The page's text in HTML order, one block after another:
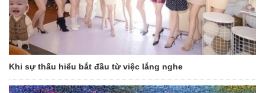
Khi sự thấu hiểu bắt đầu từ việc lắng nghe